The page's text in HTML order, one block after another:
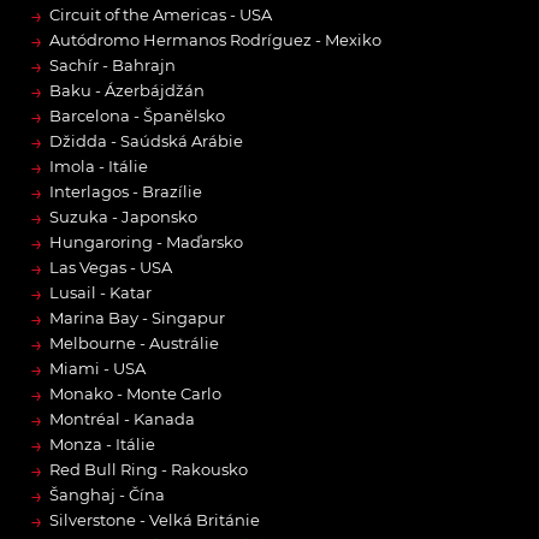
→ Circuit of the Americas - USA
→ Autódromo Hermanos Rodríguez - Mexiko
→ Sachír - Bahrajn
→ Baku - Ázerbájdžán
→ Barcelona - Španělsko
→ Džidda - Saúdská Arábie
→ Imola - Itálie
→ Interlagos - Brazílie
→ Suzuka - Japonsko
→ Hungaroring - Maďarsko
→ Las Vegas - USA
→ Lusail - Katar
→ Marina Bay - Singapur
→ Melbourne - Austrálie
→ Miami - USA
→ Monako - Monte Carlo
→ Montréal - Kanada
→ Monza - Itálie
→ Red Bull Ring - Rakousko
→ Šanghaj - Čína
→ Silverstone - Velká Británie